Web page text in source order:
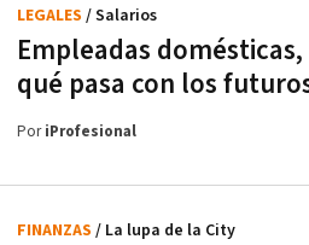
Empleadas
qué pasa con los
LEGALES / Salarios
PoriProfesional
FINANZAS / La lupa de la City